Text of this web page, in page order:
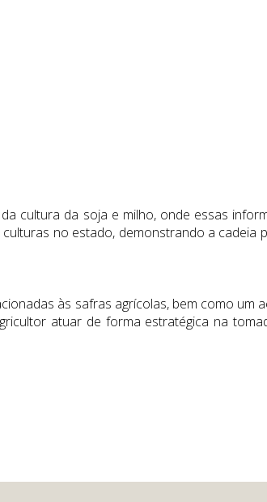
cultura da soja e milho, onde essas
no estado, demonstrando a cadeia
às safras agrícolas, bem como um
atuar de forma estratégica na